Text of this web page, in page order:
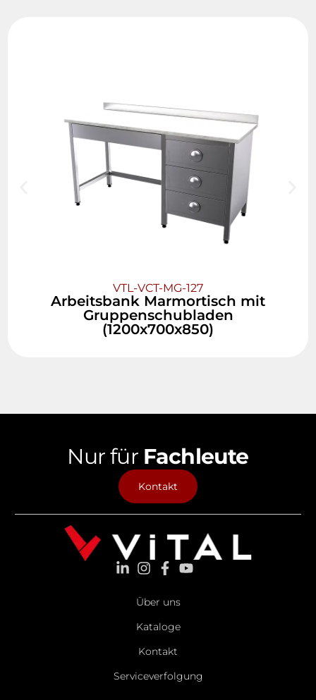
VTL-VCT-MG-127
Arbeitsbank Marmortisch mit
Gruppenschubladen
(1200x700x850)
Nur für Fachleute
Kontakt
Über uns
Kataloge
Kontakt
Serviceverfolgung